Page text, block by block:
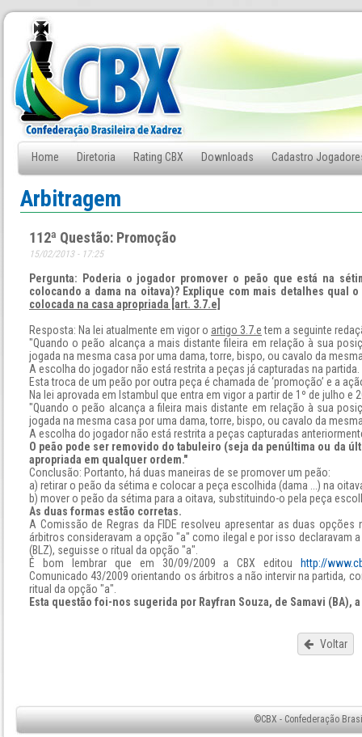
Home Diretoria Rating CBX Downloads Cadastro
Fale Conosco
Arbitragem
112ª Questão: Promoção
15/02/2013 - 17:25
Pergunta: Poderia o jogador promover o peão que está na
colocando a dama na oitava)? Explique com mais detalhes qual
colocada na casa apropriada [art. 3.7.e]
Resposta: Na lei atualmente em vigor o artigo 3.7.etem a seguinte
"Quando o peão alcança a mais distante fileira em relação à sua
jogada na mesma casa por uma dama, torre, bispo, ou cavalo da
A escolha do jogador não está restrita a peças já capturadas na partida.
Esta troca de um peão por outra peça é chamada de ‘promoção’ e a
Na lei aprovada em Istambul que entra em vigor a partir de 1º de julho e
"Quando o peão alcança a fileira mais distante em relação à sua
jogada na mesma casa por uma dama, torre, bispo, ou cavalo da
A escolha do jogador não está restrita a peças capturadas
O peão pode ser removido do tabuleiro (seja da penúltima ou da
apropriada em qualquer ordem."
Conclusão: Portanto, há duas maneiras de se promover um peão:
a) retirar o peão da sétima e colocar a peça escolhida (dama ...) na
b) mover o peão da sétima para a oitava, substituindo-o pela peça
As duas formas estão corretas.
A Comissão de Regras da FIDE resolveu apresentar as duas
árbitros consideravam a opção "a" como ilegal e por isso declaravam
(BLZ), seguisse o ritual da opção "a".
É bom lembrar que em 30/09/2009 a CBX editou
http://
Comunicado 43/2009 orientando os árbitros a não intervir na partida,
ritual da opção "a".
Esta questão foi-nos sugerida por Rayfran Souza, de Samavi (BA),
Voltar
©CBX - Confederação